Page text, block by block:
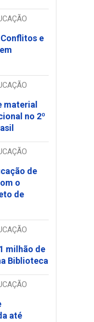
e
material
no 2º
de
o
de
milhão de
Biblioteca
até